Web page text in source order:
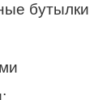
бутылки